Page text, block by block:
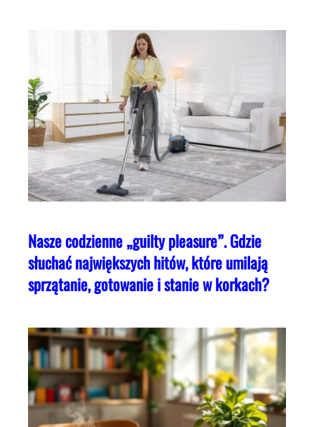
Nasze codzienne „guilty pleasure”. Gdzie
słuchać największych hitów, które umilają
sprzątanie, gotowanie i stanie w korkach?